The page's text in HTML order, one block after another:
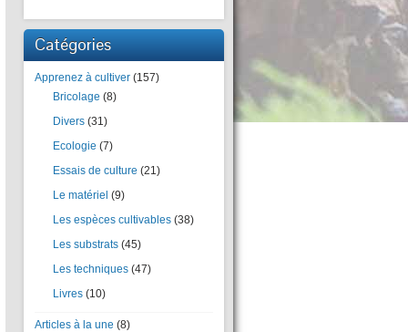
Catégories
Apprenez à cultiver (157)
Bricolage (8)
Divers (31)
Ecologie (7)
Essais de culture (21)
Le matériel (9)
Les espèces cultivables (38)
Les substrats (45)
Les techniques (47)
Livres (10)
Articles à la une (8)